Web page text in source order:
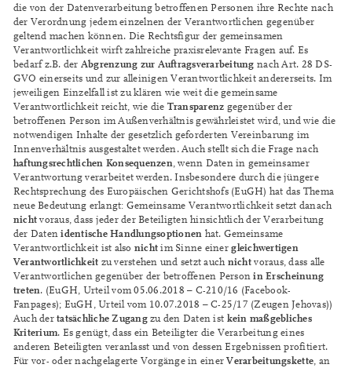
die von der Datenverarbeitung betroffenen Personen ihre Rechte nach
der Verordnung jedem einzelnen der Verantwortlichen gegenüber
geltend machen können. Die Rechtsfigur der gemeinsamen
Verantwortlichkeit wirft zahlreiche praxisrelevante Fragen auf. Es
bedarf z.B. der Abgrenzung zur Auftragsverarbeitung nach Art. 28 DS-
GVO einerseits und zur alleinigen Verantwortlichkeit andererseits. Im
jeweiligen Einzelfall ist zu klären wie weit die gemeinsame
Verantwortlichkeit reicht, wie die Transparenz gegenüber der
betroffenen Person im Außenverhältnis gewährleistet wird, und wie die
notwendigen Inhalte der gesetzlich geforderten Vereinbarung im
Innenverhältnis ausgestaltet werden. Auch stellt sich die Frage nach
haftungsrechtlichen Konsequenzen , wenn Daten in gemeinsamer
Verantwortung verarbeitet werden. Insbesondere durch die jüngere
Rechtsprechung des Europäischen Gerichtshofs (EuGH) hat das Thema
neue Bedeutung erlangt: Gemeinsame Verantwortlichkeit setzt danach
nicht voraus, dass jeder der Beteiligten hinsichtlich der Verarbeitung
der Datenidentische Handlungsoptionen hat. Gemeinsame
Verantwortlichkeit ist also nicht im Sinne einergleichwertigen
Verantwortlichkeit zu verstehen und setzt auch nicht voraus, dass alle
Verantwortlichen gegenüber der betroffenen Personin Erscheinung
treten. (EuGH, Urteil vom 05.06.2018 – C-210/16 (Facebook-
Fanpages); EuGH, Urteil vom 10.07.2018 – C-25/17 (Zeugen Jehovas))
Auch dertatsächliche Zugangzu den Daten ist kein maßgebliches
Kriterium. Es genügt, dass ein Beteiligter die Verarbeitung eines
anderen Beteiligten veranlasst und von dessen Ergebnissen profitiert.
Für vor- oder nachgelagerte Vorgänge in einerVerarbeitungskette , an